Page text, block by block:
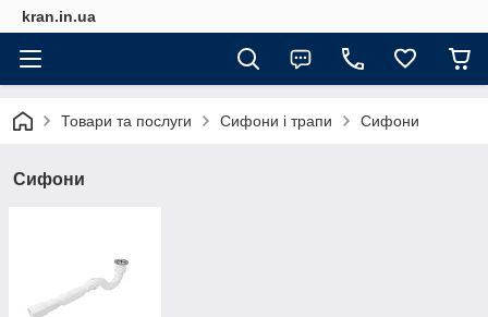
kran.in.ua
Товари та послуги Сифони і трапи Сифони
Сифони